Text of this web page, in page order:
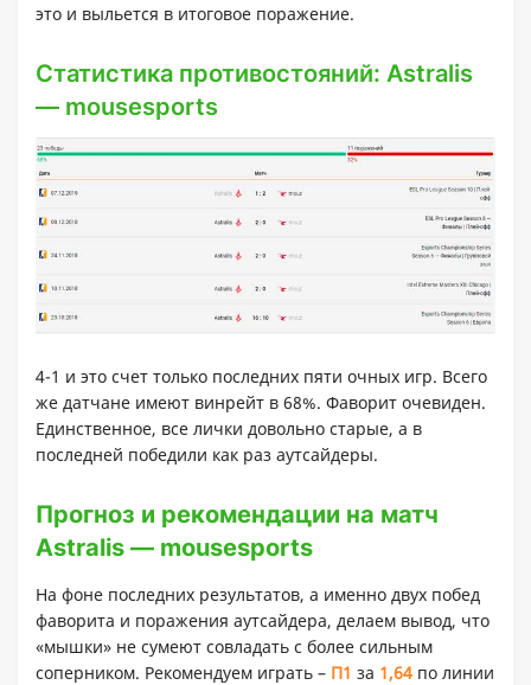
это и выльется в итоговое поражение.
Статистика противостояний: Astralis
— mousesports
4-1 и это счет только последних пяти очных игр. Всего
же датчане имеют винрейт в 68%. Фаворит очевиден.
Единственное, все лички довольно старые, а в
последней победили как раз аутсайдеры.
Прогноз и рекомендации на матч
Astralis — mousesports
На фоне последних результатов, а именно двух побед
фаворита и поражения аутсайдера, делаем вывод, что
«мышки» не сумеют совладать с более сильным
соперником. Рекомендуем играть – П1 за 1,64 по линии